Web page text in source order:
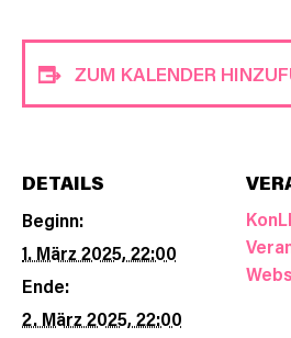
ZUM KALENDER
DETAILS
Beginn:
1. März 2025, 22:00
Ende:
2. März 2025, 22:00